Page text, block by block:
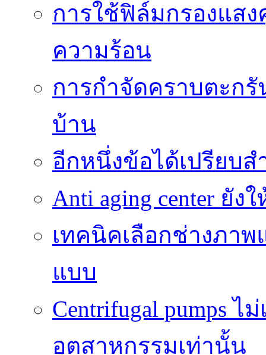
การใช้ฟิล์มกรองแส
ความร้อน
การกำจัดคราบตะก
บ้าน
อีกหนึ่งข้อได้เปรียบส
Anti aging center ยั
เทคนิคเลือกช่างภา
แบบ
Centrifugal pumps
อุตสาหกรรมเท่านั้น